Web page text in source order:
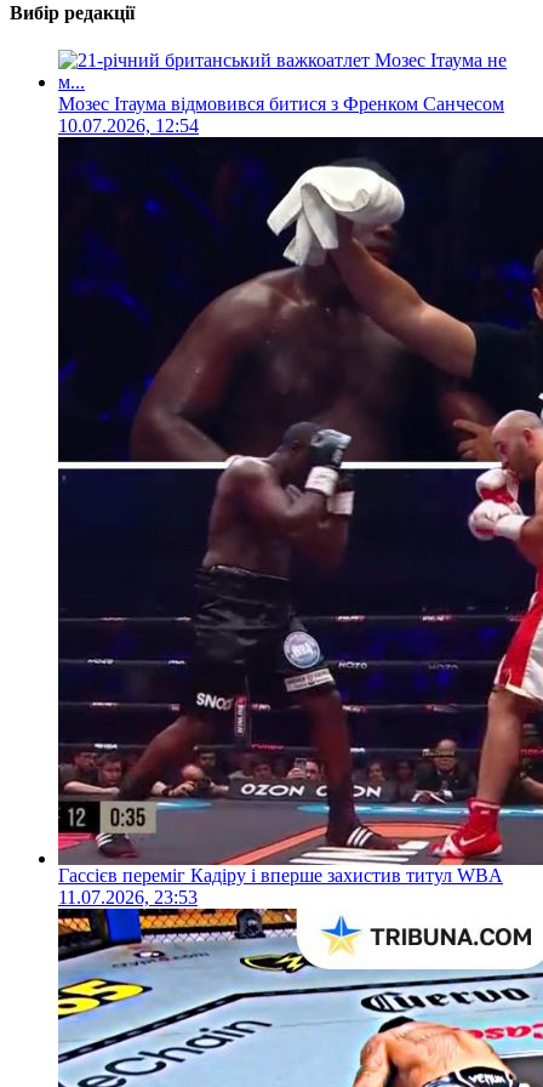
Вибір редакції
Мозес Ітаума відмовився битися з Френком Санчесом
10.07.2026, 12:54
Гассієв переміг Кадіру і вперше захистив титул WBA
11.07.2026, 23:53